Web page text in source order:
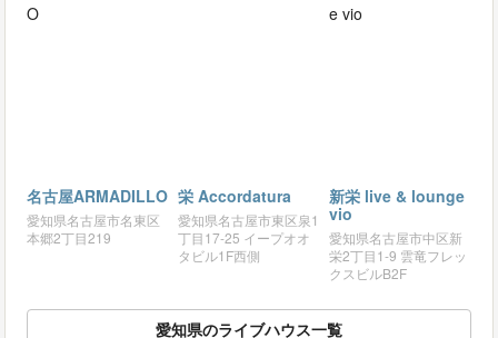
名古屋ARMADILLO
愛知県名古屋市名東区
本郷2丁目219
栄 Accordatura
愛知県名古屋市東区泉1
丁目17-25 イープオオ
タビル1F西側
新栄 live & lounge
vio
愛知県名古屋市中区新
栄2丁目1-9 雲竜フレッ
クスビルB2F
愛知県のライブハウス一覧